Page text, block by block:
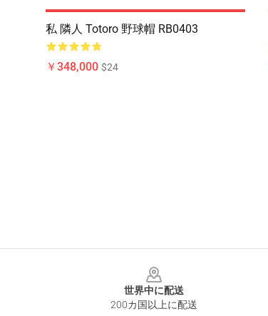
私 隣人 Totoro 野球帽 RB0403
￥348,000 $24
世界中に配送
200カ国以上に配送